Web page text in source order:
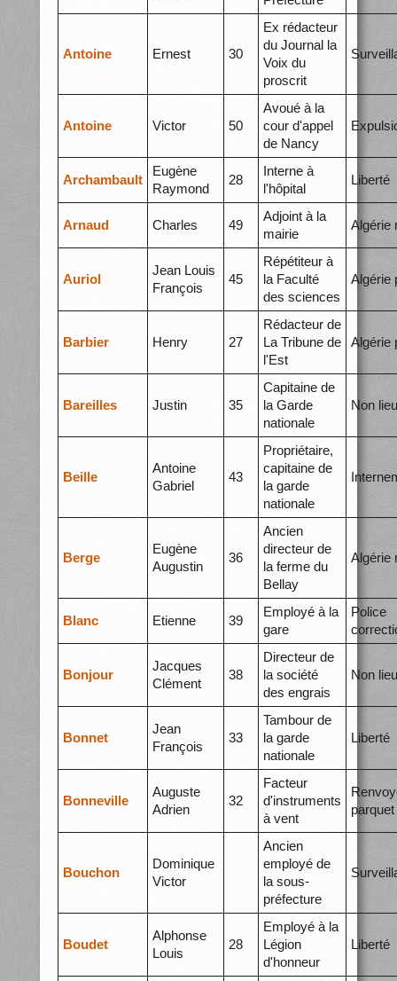
Antoine Ernest 30
Ex rédacteur
du Journal la
Voix du
proscrit
Antoine Victor 50
Avoué à la
cour d'appel
de Nancy
Archambault
Eugène
Raymond
28
Interne à
l'hôpital
Liberté
Arnaud Charles 49
Adjoint à la
mairie
Algérie
Auriol
Jean Louis
François
45
Répétiteur à
la Faculté
des sciences
Algérie
Barbier Henry 27
Rédacteur de
La Tribune de
l'Est
Algérie
Bareilles Justin 35
Capitaine de
la Garde
nationale
Non lieu
Beille
Antoine
Gabriel
43
Propriétaire,
capitaine de
la garde
nationale
Berge
Eugène
Augustin
36
Ancien
directeur de
la ferme du
Bellay
Algérie
Blanc Etienne 39
Employé à la
gare
Police
Bonjour
Jacques
Clément
38
Directeur de
la société
des engrais
Non lieu
Bonnet
Jean
François
33
Tambour de
la garde
nationale
Liberté
Bonneville
Auguste
Adrien
32
Facteur
d'instruments
à vent
parquet
Bouchon
Dominique
Victor
Ancien
employé de
la sous-
préfecture
Boudet
Alphonse
Louis
28
Employé à la
Légion
d'honneur
Liberté